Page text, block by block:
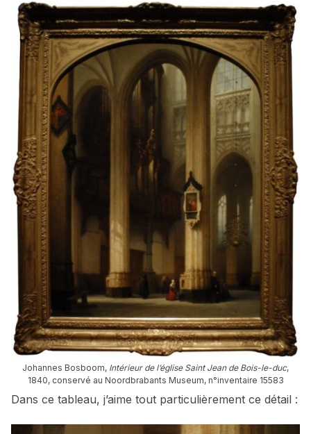
Johannes Bosboom, Intérieur de l’église Saint Jean de Bois-le-duc,
1840, conservé au Noordbrabants Museum, n°inventaire 15583
Dans ce tableau, j’aime tout particulièrement ce détail :